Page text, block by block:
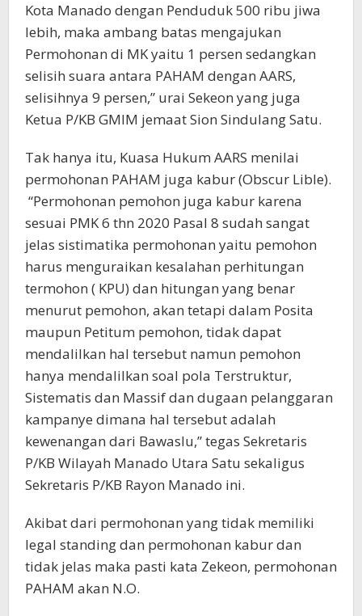
Kota Manado dengan Penduduk 500 ribu jiwa
lebih, maka ambang batas mengajukan
Permohonan di MK yaitu 1 persen sedangkan
selisih suara antara PAHAM dengan AARS,
selisihnya 9 persen,” urai Sekeon yang juga
Ketua P/KB GMIM jemaat Sion Sindulang Satu.
Tak hanya itu, Kuasa Hukum AARS menilai
permohonan PAHAM juga kabur (Obscur Lible).
“Permohonan pemohon juga kabur karena
sesuai PMK 6 thn 2020 Pasal 8 sudah sangat
jelas sistimatika permohonan yaitu pemohon
harus menguraikan kesalahan perhitungan
termohon ( KPU) dan hitungan yang benar
menurut pemohon, akan tetapi dalam Posita
maupun Petitum pemohon, tidak dapat
mendalilkan hal tersebut namun pemohon
hanya mendalilkan soal pola Terstruktur,
Sistematis dan Massif dan dugaan pelanggaran
kampanye dimana hal tersebut adalah
kewenangan dari Bawaslu,” tegas Sekretaris
P/KB Wilayah Manado Utara Satu sekaligus
Sekretaris P/KB Rayon Manado ini.
Akibat dari permohonan yang tidak memiliki
legal standing dan permohonan kabur dan
tidak jelas maka pasti kata Zekeon, permohonan
PAHAM akan N.O.